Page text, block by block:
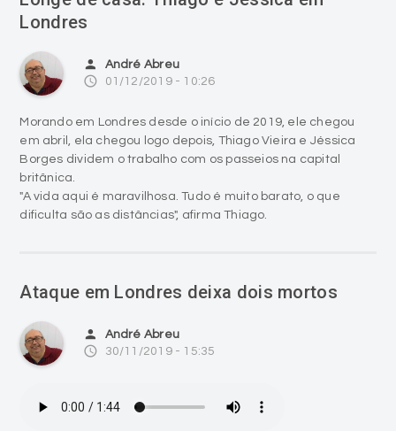
Londres
person André Abreu
access_time 01/12/2019 - 10:26
Morando em Londres desde o início de 2019, ele chegou
em abril, ela chegou logo depois, Thiago Vieira e Jéssica
Borges dividem o trabalho com os passeios na capital
britânica.
"A vida aqui é maravilhosa. Tudo é muito barato, o que
dificulta são as distâncias", afirma Thiago.
Ataque em Londres deixa dois mortos
person André Abreu
access_time 30/11/2019 - 15:35